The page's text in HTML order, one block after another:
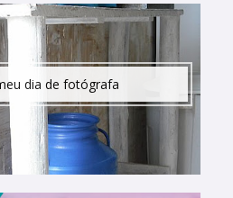
dia de fotógrafa